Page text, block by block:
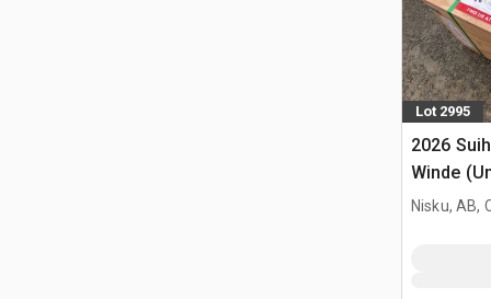
Lot 2995
2026
Winde
Nisku, AB,